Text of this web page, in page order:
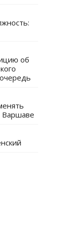
об
Варшаве